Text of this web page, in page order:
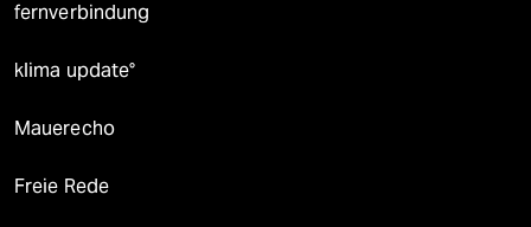
fernverbindung
klima update°
Mauerecho
Freie Rede